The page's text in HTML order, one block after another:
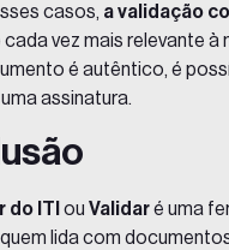
casos, a validação
vez mais relevante
é autêntico, é
assinatura.
do ITI ou Validaré uma
lida com